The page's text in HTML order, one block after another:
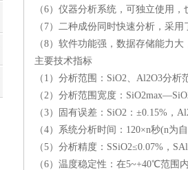
（6）仪器分析系统，可独立使用
（7）二种成份同时快速分析，采
（8）软件功能强，数据存储能力
主要技术指标
（1）分析范围：SiO2、Al2O3分
（2）分析范围宽度：
（3）固有误差：SiO2：±0.15%，
（4）系统分析时间：120×n秒(n为
（5）分析精度：SSiO2≤0.07%，
（6）温度稳定性：在5~+40℃范围